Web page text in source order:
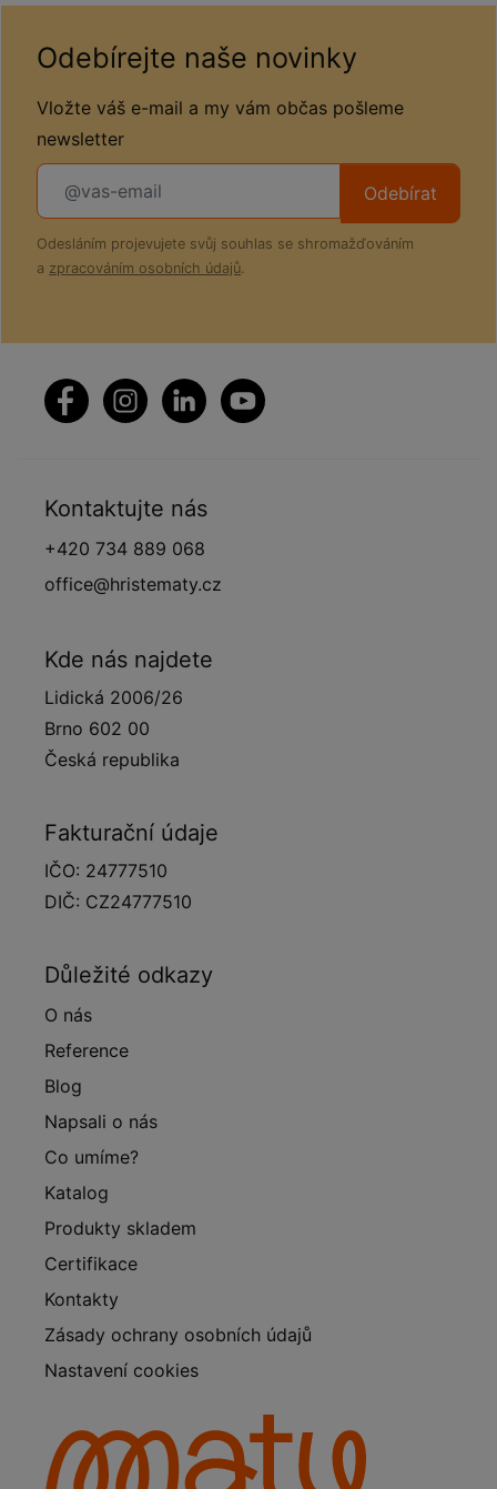
Odebírejte naše novinky
Vložte váš e-mail a my vám občas pošleme
newsletter
Odebírat
Odesláním projevujete svůj souhlas se shromažďováním
a zpracováním osobních údajů.
Kontaktujte nás
+420 734 889 068
office@hristematy.cz
Kde nás najdete
Lidická 2006/26
Brno 602 00
Česká republika
Fakturační údaje
IČO: 24777510
DIČ: CZ24777510
Důležité odkazy
O nás
Reference
Blog
Napsali o nás
Co umíme?
Katalog
Produkty skladem
Certifikace
Kontakty
Zásady ochrany osobních údajů
Nastavení cookies